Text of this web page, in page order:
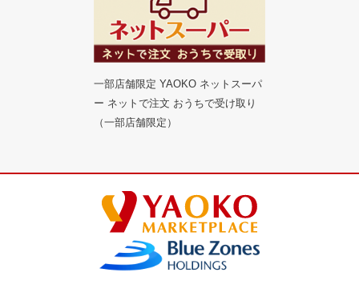
一部店舗限定 YAOKO ネットスーパ
ー ネットで注文 おうちで受け取り
（一部店舗限定）